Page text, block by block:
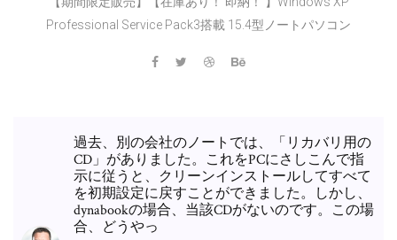
Professional Service Pack3搭載 15.4型ノートパソコン
過去、別の会社のノートでは、「リカバリ用の
CD」がありました。これをPCにさしこんで指
示に従うと、クリーンインストールしてすべて
を初期設定に戻すことができました。しかし、
dynabookの場合、当該CDがないのです。この場
合、どうやっ